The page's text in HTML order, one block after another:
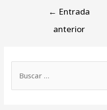
← Entrada
anterior